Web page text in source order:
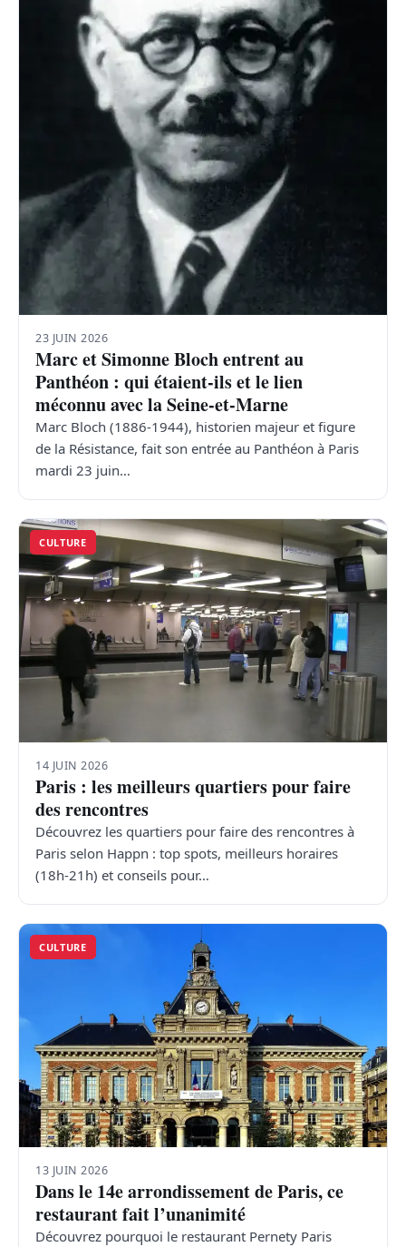
23 JUIN 2026
Marc et Simonne Bloch entrent au
Panthéon : qui étaient-ils et le lien
méconnu avec la Seine-et-Marne
Marc Bloch (1886-1944), historien majeur et figure
de la Résistance, fait son entrée au Panthéon à Paris
mardi 23 juin…
CULTURE
14 JUIN 2026
Paris : les meilleurs quartiers pour faire
des rencontres
Découvrez les quartiers pour faire des rencontres à
Paris selon Happn : top spots, meilleurs horaires
(18h-21h) et conseils pour…
CULTURE
13 JUIN 2026
Dans le 14e arrondissement de Paris, ce
restaurant fait l’unanimité
Découvrez pourquoi le restaurant Pernety Paris